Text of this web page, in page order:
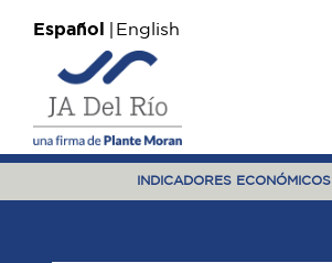
Español English
INDICADORES ECONÓMICOS